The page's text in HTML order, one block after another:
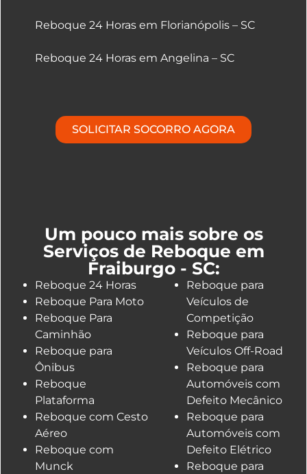
Reboque 24 Horas em Florianópolis – SC
Reboque 24 Horas em Angelina – SC
SOLICITAR SOCORRO AGORA
Um pouco mais sobre os
Serviços de Reboque em
Fraiburgo - SC:
Reboque 24 Horas
Reboque Para Moto
Reboque Para
Caminhão
Reboque para
Ônibus
Reboque
Plataforma
Reboque com Cesto
Aéreo
Reboque com
Munck
Reboque para
Veículos de
Competição
Reboque para
Veículos Off-Road
Reboque para
Automóveis com
Defeito Mecânico
Reboque para
Automóveis com
Defeito Elétrico
Reboque para